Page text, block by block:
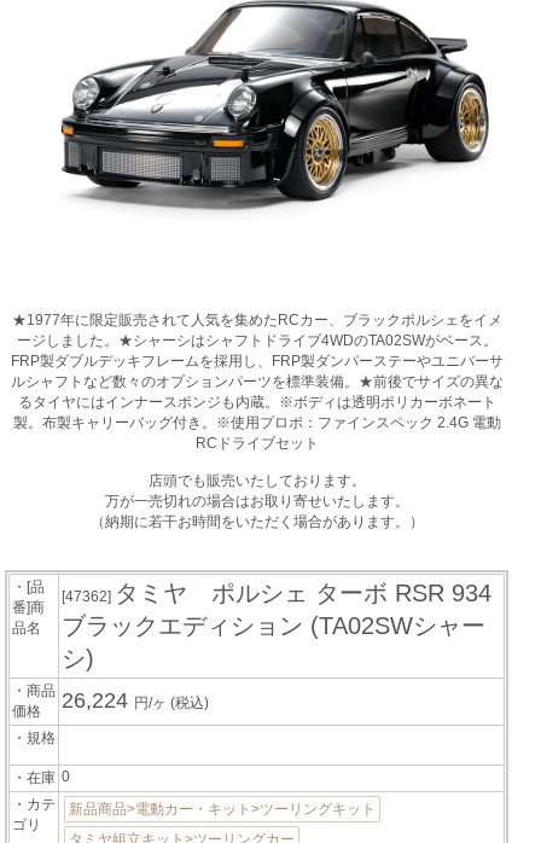
★1977年に限定販売されて人気を集めたRCカー、ブラックポルシェをイメ
ージしました。★シャーシはシャフトドライブ4WDのTA02SWがベース。
FRP製ダブルデッキフレームを採用し、FRP製ダンパーステーやユニバーサ
ルシャフトなど数々のオプションパーツを標準装備。★前後でサイズの異な
るタイヤにはインナースポンジも内蔵。※ボディは透明ポリカーボネート
製。布製キャリーバッグ付き。※使用プロポ：ファインスペック 2.4G 電動
RCドライブセット
店頭でも販売いたしております。
万が一売切れの場合はお取り寄せいたします。
（納期に若干お時間をいただく場合があります。）
・[品
番]商
品名
[47362] タミヤ ポルシェ ターボ RSR 934
ブラックエディション (TA02SWシャー
シ)
・商品
価格
26,224 円/ヶ(税込)
・規格
・在庫 0
・カテ
ゴリ
新品商品>電動カー・キット>ツーリングキット
タミヤ組立キット>ツーリングカー